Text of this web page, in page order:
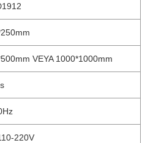
VEYA 1000*1000mm
220V